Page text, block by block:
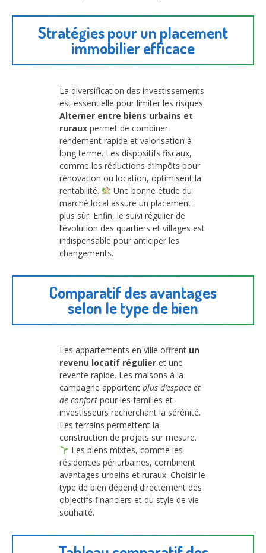
Stratégies pour un placement
immobilier efficace
La diversification des investissements
est essentielle pour limiter les risques.
Alterner entre biens urbains et
ruraux permet de combiner
rendement rapide et valorisation à
long terme. Les dispositifs fiscaux,
comme les réductions d’impôts pour
rénovation ou location, optimisent la
rentabilité.
Une bonne étude du
marché local assure un placement
plus sûr. Enfin, le suivi régulier de
l’évolution des quartiers et villages est
indispensable pour anticiper les
changements.
Comparatif des avantages
selon le type de bien
Les appartements en ville offrent un
revenu locatif régulier et une
revente rapide. Les maisons à la
campagne apportent plus d’espace et
de confort pour les familles et
investisseurs recherchant la sérénité.
Les terrains permettent la
construction de projets sur mesure.
Les biens mixtes, comme les
résidences périurbaines, combinent
avantages urbains et ruraux. Choisir le
type de bien dépend directement des
objectifs financiers et du style de vie
souhaité.